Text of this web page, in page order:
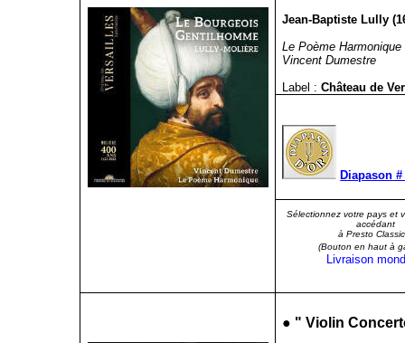
Jean-Baptiste Lully
Le Poème Harmonique
Vincent Dumestre
Label :Château de
Diapason #
Sélectionnez votre pays et
accédant
à Presto
(Bouton en haut à
Livraison
● "Violin